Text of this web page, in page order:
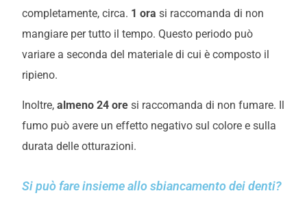
completamente, circa. 1 ora si raccomanda di non
mangiare per tutto il tempo. Questo periodo può
variare a seconda del materiale di cui è composto il
ripieno.
Inoltre, almeno 24 ore si raccomanda di non fumare. Il
fumo può avere un effetto negativo sul colore e sulla
durata delle otturazioni.
Si può fare insieme allo sbiancamento dei denti?